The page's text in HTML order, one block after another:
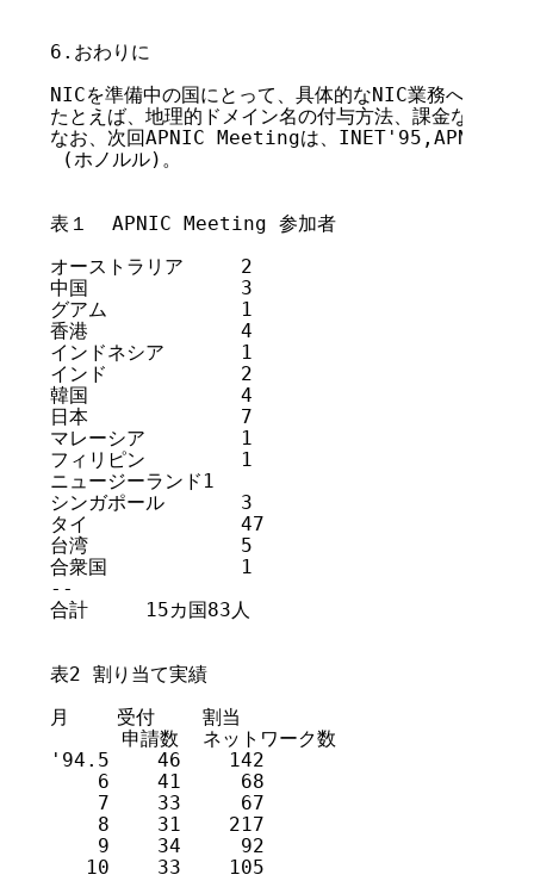
6.おわりに
NICを準備中の国にとって、具体的なNIC業務への関心
たとえば、地理的ドメイン名の付与方法、課金など
なお、次回APNIC Meetingは、INET'95,APNGに続
(ホノルル)。
表１  APNIC Meeting 参加者
オーストラリア	2
中国		3
グアム		1
香港		4
インドネシア	1
インド		2
韓国		4
日本		7
マレーシア	1
フィリピン	1
ニュージーランド1
シンガポール	3
タイ		47
台湾		5
合衆国		1
--
合計	15カ国83人
表2 割り当て実績
月    受付    割当
      申請数  ネットワーク数
'94.5    46    142
    6    41     68
    7    33     67
    8    31    217
    9    34     92
   10    33    105